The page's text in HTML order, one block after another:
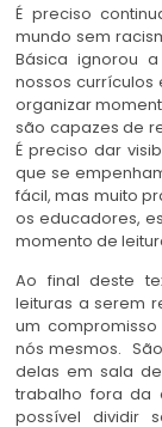
É preciso
mundo sem
Básica ignorou
nossos currículos
organizar
são capazes de
É preciso dar
que se
fácil, mas muito
os educadores,
momento de
Ao final deste
leituras a serem
um
nós mesmos.
delas em sala
trabalho fora da
possível dividir